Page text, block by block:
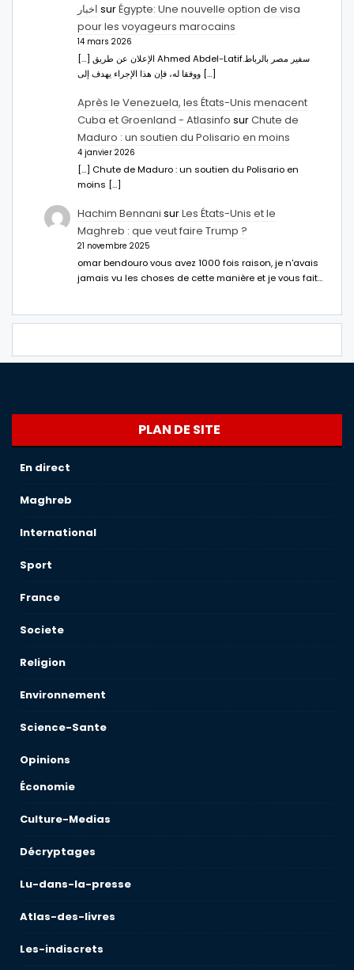
اخبار surÉgypte: Une nouvelle option de visa
pour les voyageurs marocains
14 mars 2026
[…] الإعلان عن طريق Ahmed Abdel-Latifسفير مصر بالرباط.
ووفقا له، فإن هذا الإجراء يهدف إلى […]
Après le Venezuela, les États-Unis menacent
Cuba et Groenland - Atlasinfo surChute de
Maduro : un soutien du Polisario en moins
4 janvier 2026
[…] Chute de Maduro : un soutien du Polisario en
moins […]
Hachim Bennani surLes États-Unis et le
Maghreb : que veut faire Trump ?
21 novembre 2025
omar bendouro vous avez 1000 fois raison, je n'avais
jamais vu les choses de cette manière et je vous fait…
PLAN DE SITE
En direct
Maghreb
International
Sport
France
Societe
Religion
Environnement
Science-Sante
Opinions
Économie
Culture-Medias
Décryptages
Lu-dans-la-presse
Atlas-des-livres
Les-indiscrets